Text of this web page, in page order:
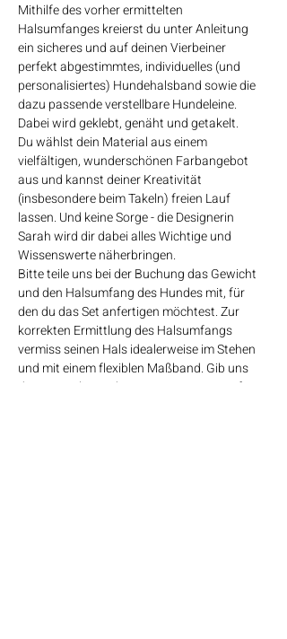
Mithilfe des vorher ermittelten
Halsumfanges kreierst du unter Anleitung
ein sicheres und auf deinen Vierbeiner
perfekt abgestimmtes, individuelles (und
personalisiertes) Hundehalsband sowie die
dazu passende verstellbare Hundeleine.
Dabei wird geklebt, genäht und getakelt.
Du wählst dein Material aus einem
vielfältigen, wunderschönen Farbangebot
aus und kannst deiner Kreativität
(insbesondere beim Takeln) freien Lauf
lassen. Und keine Sorge - die Designerin
Sarah wird dir dabei alles Wichtige und
Wissenswerte näherbringen.
Bitte teile uns bei der Buchung das Gewicht
und den Halsumfang des Hundes mit, für
den du das Set anfertigen möchtest. Zur
korrekten Ermittlung des Halsumfangs
vermiss seinen Hals idealerweise im Stehen
und mit einem flexiblen Maßband. Gib uns
den eng anliegend gemessenen Wert auf.